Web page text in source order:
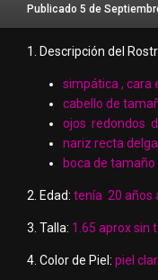
Publicado 5 de
1. Descripción del
simpática , cara
cabello de
ojos redondos
nariz recta
boca de
2. Edad: tenía 20 años
3. Talla: 1.65 aprox sin
4. Color de Piel: piel